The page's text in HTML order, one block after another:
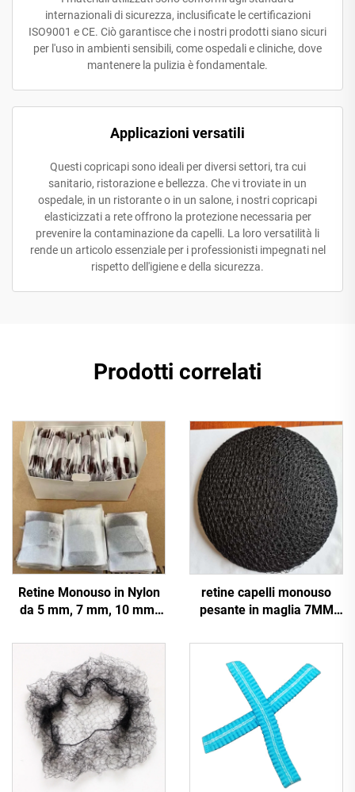
internazionali di sicurezza, inclusificate le certificazioni
ISO9001 e CE. Ciò garantisce che i nostri prodotti siano sicuri
per l'uso in ambienti sensibili, come ospedali e cliniche, dove
mantenere la pulizia è fondamentale.
Applicazioni versatili
Questi copricapi sono ideali per diversi settori, tra cui
sanitario, ristorazione e bellezza. Che vi troviate in un
ospedale, in un ristorante o in un salone, i nostri copricapi
elasticizzati a rete offrono la protezione necessaria per
prevenire la contaminazione da capelli. La loro versatilità li
rende un articolo essenziale per i professionisti impegnati nel
rispetto dell'igiene e della sicurezza.
Prodotti correlati
Retine Monouso in Nylon
da 5 mm, 7 mm, 10 mm,
retine capelli monouso
pesante in maglia 7MM